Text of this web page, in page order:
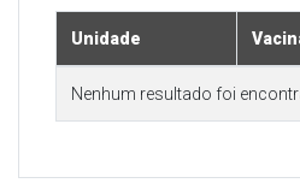
Unidade
Nenhum resultado foi